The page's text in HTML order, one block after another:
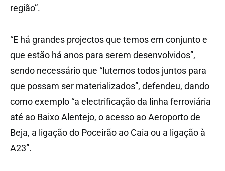
região”.
“E há grandes projectos que temos em conjunto e
que estão há anos para serem desenvolvidos”,
sendo necessário que “lutemos todos juntos para
que possam ser materializados”, defendeu, dando
como exemplo “a electrificação da linha ferroviária
até ao Baixo Alentejo, o acesso ao Aeroporto de
Beja, a ligação do Poceirão ao Caia ou a ligação à
A23”.